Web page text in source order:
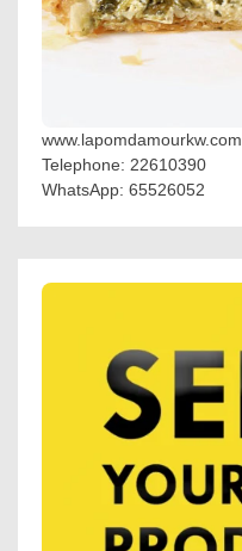
www.lapomdamourkw.com
Telephone: 22610390
WhatsApp: 65526052